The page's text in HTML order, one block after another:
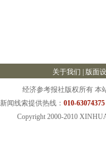
关于我们 版面
经济参考报社版权所有 本
新闻线索提供热线： 010-
Copyright 2000-2010